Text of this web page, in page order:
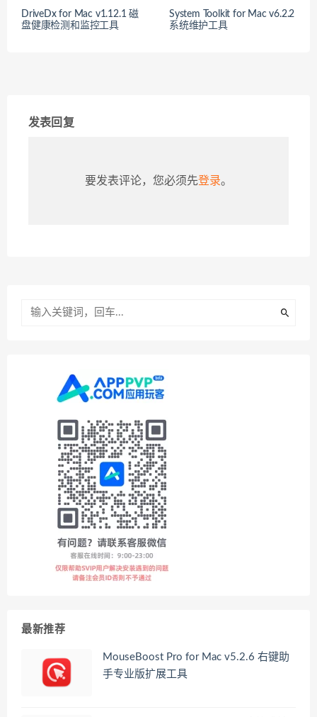
DriveDx for Mac v1.12.1 磁
盘健康检测和监控工具
System Toolkit for Mac v6.2.2
系统维护工具
发表回复
要发表评论，您必须先登录。
最新推荐
MouseBoost Pro for Mac v5.2.6 右键助
手专业版扩展工具